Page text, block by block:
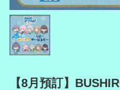
【8月預訂】